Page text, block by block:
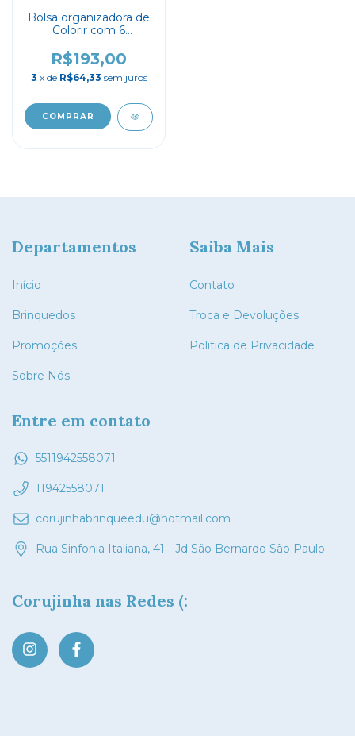
Bolsa organizadora de
Colorir com 6
R$193,00
3 x de R$64,33 sem juros
Departamentos
Início
Brinquedos
Promoções
Sobre Nós
Saiba Mais
Contato
Troca e Devoluções
Politica de Privacidade
Entre em contato
5511942558071
11942558071
corujinhabrinqueedu@hotmail.com
Rua Sinfonia Italiana, 41 - Jd São Bernardo São Paulo
Corujinha nas Redes (: